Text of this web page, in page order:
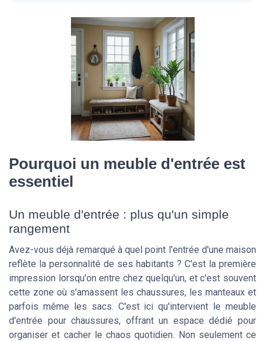
Pourquoi un meuble d'entrée est
essentiel
Un meuble d'entrée : plus qu'un simple
rangement
Avez-vous déjà remarqué à quel point l'entrée d'une maison
reflète la personnalité de ses habitants ? C'est la première
impression lorsqu'on entre chez quelqu'un, et c'est souvent
cette zone où s'amassent les chaussures, les manteaux et
parfois même les sacs. C'est ici qu'intervient le meuble
d'entrée pour chaussures, offrant un espace dédié pour
organiser et cacher le chaos quotidien. Non seulement ce